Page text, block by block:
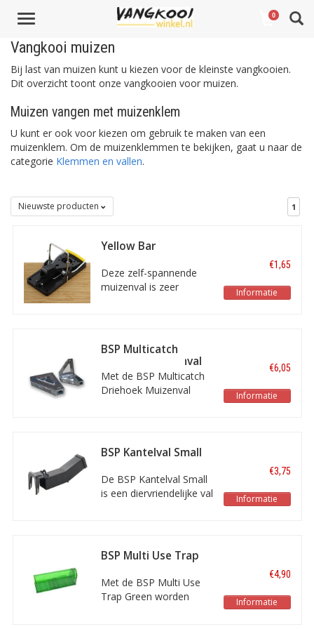
Toggle
0
Vangkooi muizen
Bij last van muizen kunt u kiezen voor de kleinste vangkooien.
Dit overzicht toont onze vangkooien voor muizen.
Muizen vangen met muizenklem
U kunt er ook voor kiezen om gebruik te maken van een
muizenklem. Om de muizenklemmen te bekijken, gaat u naar de
categorie Klemmen en vallen.
Nieuwste producten 1
Yellow Bar
muizenval
Deze zelf-spannende
muizenval is zeer
€1,65
Informatie
BSP Multicatch
Driehoek Muizenval
Met de BSP Multicatch
Driehoek Muizenval
gemakkelijk in een hoek
te plaatsen.
€6,05
Informatie
BSP Kantelval Small
De BSP Kantelval Small
is een diervriendelijke val
van een lokmiddel.
€3,75
Informatie
BSP Multi Use Trap
Met de BSP Multi Use
Trap Green worden
€4,90
Informatie